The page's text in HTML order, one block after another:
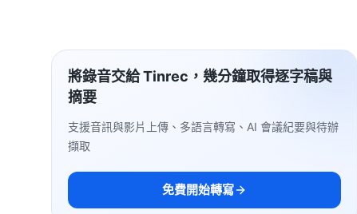
將錄音交給 Tinrec，幾分鐘取得逐字稿與
摘要
支援音訊與影片上傳、多語言轉寫、AI 會議紀要與待辦
擷取
免費開始轉寫